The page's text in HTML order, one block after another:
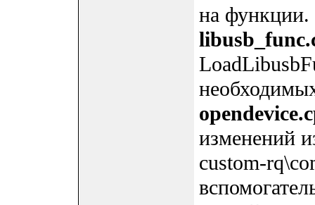
на функции.
изменений
custom-